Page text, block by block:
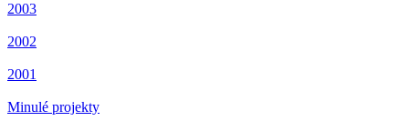
2003
2002
2001
Minulé projekty